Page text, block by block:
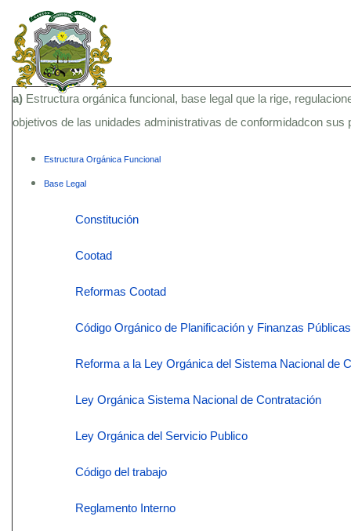
a) Estructura orgánica funcional, base legal que la rige,
objetivos de las unidades administrativas de conformidadcon sus
Estructura Orgánica Funcional
Base Legal
Constitución
Cootad
Reformas Cootad
Código Orgánico de Planificación y Finanzas Públicas
Reforma a la Ley Orgánica del Sistema Nacional de
Ley Orgánica Sistema Nacional de Contratación
Ley Orgánica del Servicio Publico
Código del trabajo
Reglamento Interno